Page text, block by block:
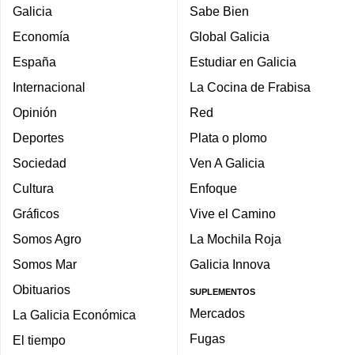
Galicia
Economía
España
Internacional
Opinión
Deportes
Sociedad
Cultura
Gráficos
Somos Agro
Somos Mar
Obituarios
La Galicia Económica
El tiempo
Sabe Bien
Global Galicia
Estudiar en Galicia
La Cocina de Frabisa
Red
Plata o plomo
Ven A Galicia
Enfoque
Vive el Camino
La Mochila Roja
Galicia Innova
SUPLEMENTOS
Mercados
Fugas